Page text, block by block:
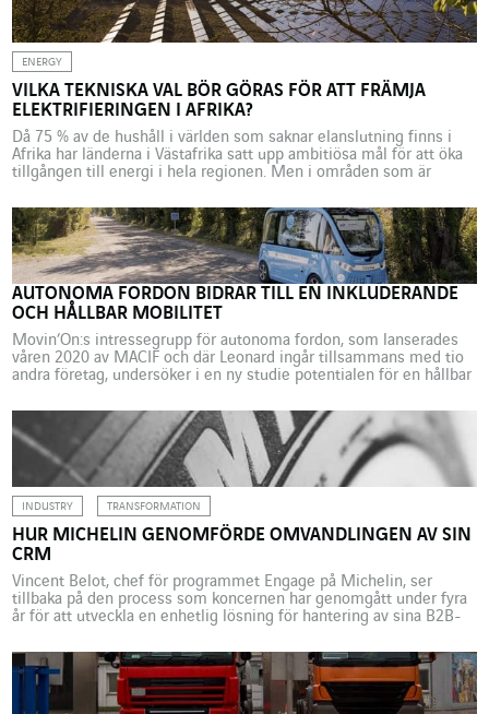
ENERGY
VILKA TEKNISKA VAL BÖR GÖRAS FÖR ATT FRÄMJA
ELEKTRIFIERINGEN I AFRIKA?
Då 75 % av de hushåll i världen som saknar elanslutning finns i
Afrika har länderna i Västafrika satt upp ambitiösa mål för att öka
tillgången till energi i hela regionen. Men i områden som är
över stora ytor är det en stor utmaning att […]
AUTONOMA FORDON BIDRAR TILL EN INKLUDERANDE
OCH HÅLLBAR MOBILITET
Movin’On:s intressegrupp för autonoma fordon, som lanserades
våren 2020 av MACIF och där Leonard ingår tillsammans med tio
andra företag, undersöker i en ny studie potentialen för en hållbar
landsbygdsområden. För att utforska dessa möjligheter, i kontrast
till den huvudsakligen tekniska synvinkel som historiskt sett
tillämpats av branschen, undersöker […]
INDUSTRY TRANSFORMATION
HUR MICHELIN GENOMFÖRDE OMVANDLINGEN AV SIN
CRM
Vincent Belot, chef för programmet Engage på Michelin, ser
tillbaka på den process som koncernen har genomgått under fyra
år för att utveckla en enhetlig lösning för hantering av sina B2B-
de ursprungliga målen? V.B. 2016 hade en återförsäljare av
Michelins produkter i USA som ville interagera med koncernen […]